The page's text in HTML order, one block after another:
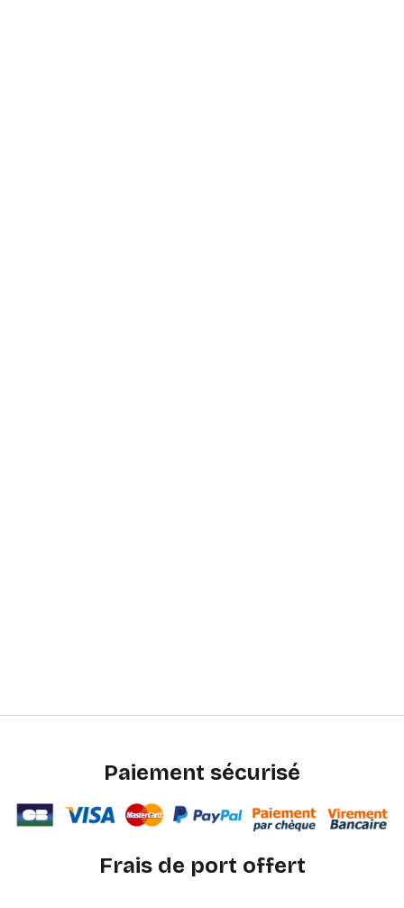
Paiement sécurisé
Frais de port offert